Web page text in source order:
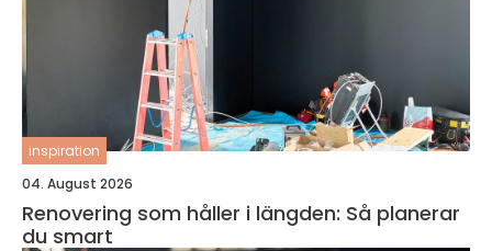
inspiration
04. August 2026
Renovering som håller i längden: Så planerar
du smart